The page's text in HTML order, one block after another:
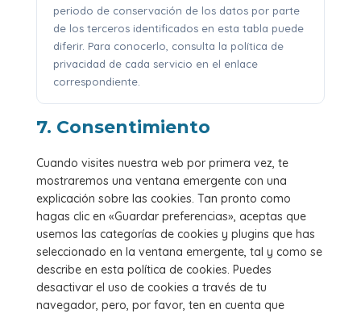
periodo de conservación de los datos por parte
de los terceros identificados en esta tabla puede
diferir. Para conocerlo, consulta la política de
privacidad de cada servicio en el enlace
correspondiente.
7. Consentimiento
Cuando visites nuestra web por primera vez, te
mostraremos una ventana emergente con una
explicación sobre las cookies. Tan pronto como
hagas clic en «Guardar preferencias», aceptas que
usemos las categorías de cookies y plugins que has
seleccionado en la ventana emergente, tal y como se
describe en esta política de cookies. Puedes
desactivar el uso de cookies a través de tu
navegador, pero, por favor, ten en cuenta que